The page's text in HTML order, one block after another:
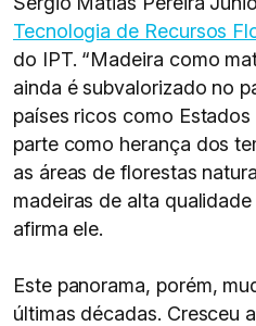
Tecnologia de Recursos
do IPT. “Madeira como
ainda é subvalorizado no
países ricos como
parte como herança dos
as áreas de florestas
madeiras de alta
afirma ele.
Este panorama, porém,
últimas décadas. Cresceu